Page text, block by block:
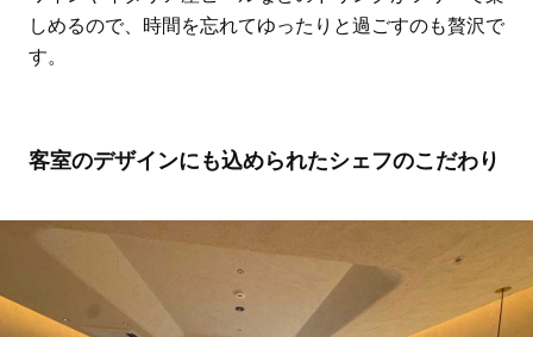
しめるので、時間を忘れてゆったりと過ごすのも贅沢で
す。
客室のデザインにも込められたシェフのこだわり
FEATURE
FEATURE